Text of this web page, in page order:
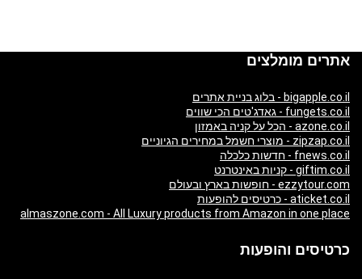
אתרים מומלצים
bigapple.co.il - בלוג בניית אתרים
fungets.co.il - גאדג'טים הכי שווים
azone.co.il - הכל על קניה באמזון
zipzap.co.il - מוצרי חשמל במחירים הגיוניים
fnews.co.il - חדשות כלכלה
giftim.co.il - קניות באינטרנט
ezzytour.com - חופשות בארץ ובעולם
aticket.co.il - כרטיסים להופעות
almaszone.com - All Luxury products from Amazon in one place
כרטיסים והופעות